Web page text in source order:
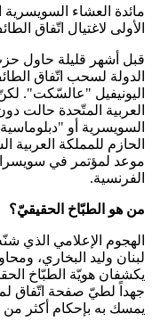
مائدة العشاء السويسرية
الأولى لاغتيال اتّفاق
قبل أشهر قليلة حاول
الدولة لسحب اتّفاق
اليونيفيل "عالسّكت".
العربية المتّحدة حالت
السويسرية أو
الحازم للمملكة العربية
موعد لمؤتمر في
الفرنسية.
من هو الطبّاخ الحقيقيّ؟
الهجوم الإعلامي الذي
لبنان وليد البخاري،
يكشفان هويّة الطبّاخ
جهداً لطيّ صفحة اتّفاق
يمسك به بإحكام أكثر من